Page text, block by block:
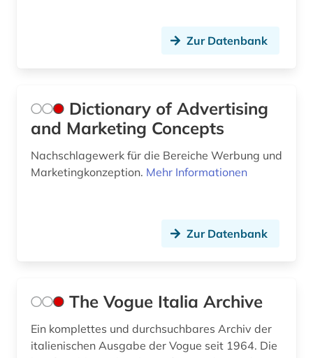
Zur Datenbank
Dictionary of Advertising
and Marketing Concepts
Nachschlagewerk für die Bereiche Werbung und
Marketingkonzeption. Mehr Informationen
Zur Datenbank
The Vogue Italia Archive
Ein komplettes und durchsuchbares Archiv der
italienischen Ausgabe der Vogue seit 1964. Die